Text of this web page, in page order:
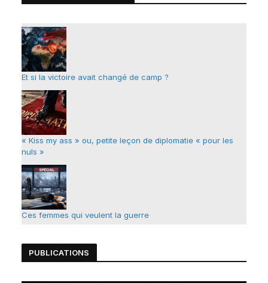
t
i
v
e
:
Et si la victoire avait changé de camp ?
« Kiss my ass » ou, petite leçon de diplomatie « pour les
nuls »
Ces femmes qui veulent la guerre
PUBLICATIONS